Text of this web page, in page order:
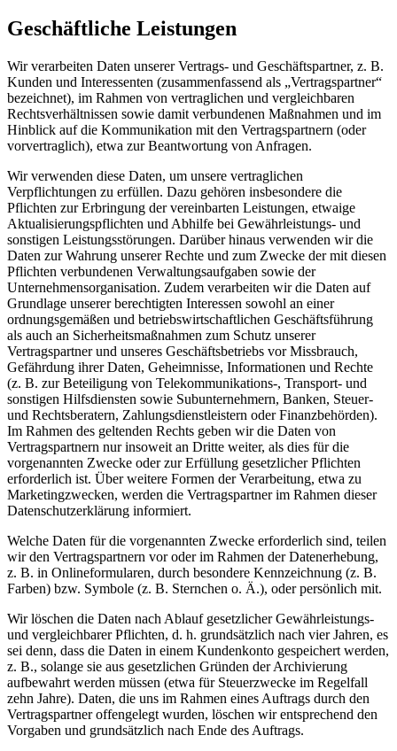
Geschäftliche Leistungen
Wir verarbeiten Daten unserer Vertrags- und Geschäftspartner, z. B.
Kunden und Interessenten (zusammenfassend als „Vertragspartner“
bezeichnet), im Rahmen von vertraglichen und vergleichbaren
Rechtsverhältnissen sowie damit verbundenen Maßnahmen und im
Hinblick auf die Kommunikation mit den Vertragspartnern (oder
vorvertraglich), etwa zur Beantwortung von Anfragen.
Wir verwenden diese Daten, um unsere vertraglichen
Verpflichtungen zu erfüllen. Dazu gehören insbesondere die
Pflichten zur Erbringung der vereinbarten Leistungen, etwaige
Aktualisierungspflichten und Abhilfe bei Gewährleistungs- und
sonstigen Leistungsstörungen. Darüber hinaus verwenden wir die
Daten zur Wahrung unserer Rechte und zum Zwecke der mit diesen
Pflichten verbundenen Verwaltungsaufgaben sowie der
Unternehmensorganisation. Zudem verarbeiten wir die Daten auf
Grundlage unserer berechtigten Interessen sowohl an einer
ordnungsgemäßen und betriebswirtschaftlichen Geschäftsführung
als auch an Sicherheitsmaßnahmen zum Schutz unserer
Vertragspartner und unseres Geschäftsbetriebs vor Missbrauch,
Gefährdung ihrer Daten, Geheimnisse, Informationen und Rechte
(z. B. zur Beteiligung von Telekommunikations-, Transport- und
sonstigen Hilfsdiensten sowie Subunternehmern, Banken, Steuer-
und Rechtsberatern, Zahlungsdienstleistern oder Finanzbehörden).
Im Rahmen des geltenden Rechts geben wir die Daten von
Vertragspartnern nur insoweit an Dritte weiter, als dies für die
vorgenannten Zwecke oder zur Erfüllung gesetzlicher Pflichten
erforderlich ist. Über weitere Formen der Verarbeitung, etwa zu
Marketingzwecken, werden die Vertragspartner im Rahmen dieser
Datenschutzerklärung informiert.
Welche Daten für die vorgenannten Zwecke erforderlich sind, teilen
wir den Vertragspartnern vor oder im Rahmen der Datenerhebung,
z. B. in Onlineformularen, durch besondere Kennzeichnung (z. B.
Farben) bzw. Symbole (z. B. Sternchen o. Ä.), oder persönlich mit.
Wir löschen die Daten nach Ablauf gesetzlicher Gewährleistungs-
und vergleichbarer Pflichten, d. h. grundsätzlich nach vier Jahren, es
sei denn, dass die Daten in einem Kundenkonto gespeichert werden,
z. B., solange sie aus gesetzlichen Gründen der Archivierung
aufbewahrt werden müssen (etwa für Steuerzwecke im Regelfall
zehn Jahre). Daten, die uns im Rahmen eines Auftrags durch den
Vertragspartner offengelegt wurden, löschen wir entsprechend den
Vorgaben und grundsätzlich nach Ende des Auftrags.